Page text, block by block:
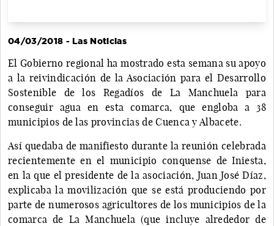
04/03/2018 - Las Noticias
El Gobierno regional ha mostrado esta semana su apoyo
a la reivindicación de la Asociación para el Desarrollo
Sostenible de los Regadíos de La Manchuela para
conseguir agua en esta comarca, que engloba a 38
municipios de las provincias de Cuenca y Albacete.
Así quedaba de manifiesto durante la reunión celebrada
recientemente en el municipio conquense de Iniesta,
en la que el presidente de la asociación, Juan José Díaz,
explicaba la movilización que se está produciendo por
parte de numerosos agricultores de los municipios de la
comarca de La Manchuela (que incluye alrededor de